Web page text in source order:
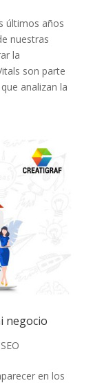
últimos años
nuestras
la
son parte
analizan la
negocio
SEO
en los